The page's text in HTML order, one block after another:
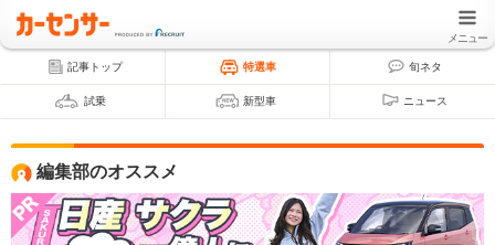
メニュー
記事トップ 特選車 旬ネタ
試乗 新型車 ニュース
編集部のオススメ